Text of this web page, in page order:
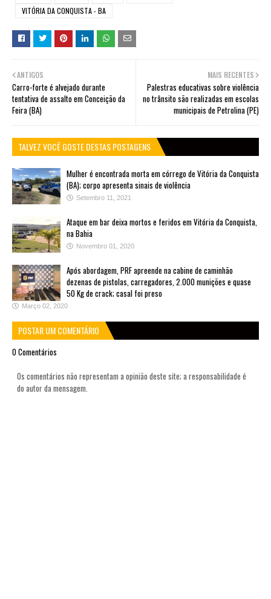
VITÓRIA DA CONQUISTA - BA
MAIS RECENTES
Palestras educativas sobre violência
no trânsito são realizadas em escolas
municipais de Petrolina (PE)
ANTIGOS
Carro-forte é alvejado durante
tentativa de assalto em Conceição da
Feira (BA)
TALVEZ VOCÊ GOSTE DESTAS POSTAGENS
Mulher é encontrada morta em córrego de Vitória da Conquista
(BA); corpo apresenta sinais de violência
Setembro 11, 2021
Ataque em bar deixa mortos e feridos em Vitória da Conquista,
na Bahia
Novembro 01, 2020
Após abordagem, PRF apreende na cabine de caminhão
dezenas de pistolas, carregadores, 2.000 munições e quase
50 Kg de crack; casal foi preso
Março 02, 2020
POSTAR UM COMENTÁRIO
0 Comentários
Os comentários não representam a opinião deste site; a responsabilidade é
do autor da mensagem.